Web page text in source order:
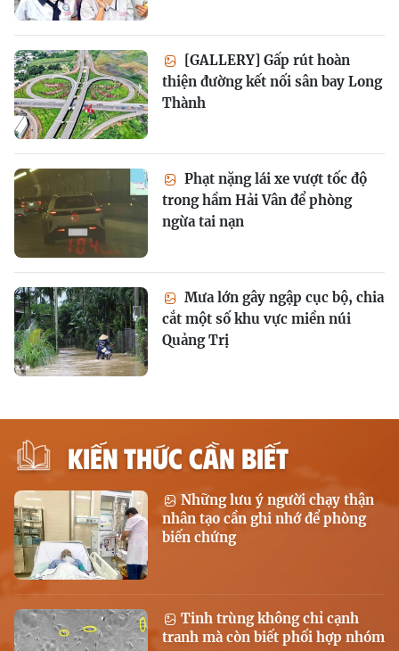
[GALLERY] Gấp rút hoàn
thiện đường kết nối sân bay Long
Thành
Phạt nặng lái xe vượt tốc độ
trong hầm Hải Vân để phòng
ngừa tai nạn
Mưa lớn gây ngập cục bộ, chia
cắt một số khu vực miền núi
Quảng Trị
KIẾN THỨC CẦN BIẾT
Những lưu ý người chạy thận
nhân tạo cần ghi nhớ để phòng
biến chứng
Tinh trùng không chỉ cạnh
tranh mà còn biết phối hợp nhóm